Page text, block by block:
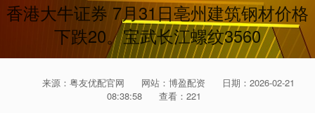
香港大牛证券 7月31日亳州建筑钢材价格
下跌20。宝武长江螺纹3560
来源：粤友优配官网 网站：博盈配资
日期：2026-02-21
08:38:58
查看：221